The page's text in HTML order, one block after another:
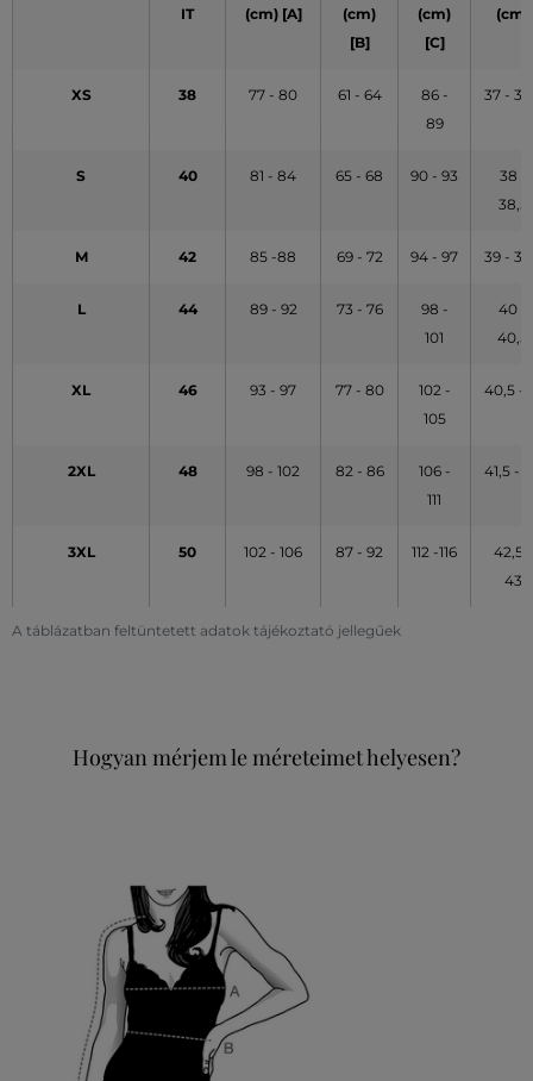
A táblázatban feltüntetett adatok tájékoztató jellegűek
IT (cm) [A]
(cm)
[B]
(cm)
[C]
(cm)
XS 38 77 - 80 61 - 64
86 -
89
37 -
S 40 81 - 84 65 - 68 90 - 93
38 -
38,5
M 42 85 -88 69 - 72 94 - 97 39 -
L 44 89 - 92 73 - 76
98 -
101
40 -
40,5
XL 46 93 - 97 77 - 80
102 -
105
40,5 -
2XL 48 98 - 102 82 - 86
106 -
111
41,5 -
3XL 50 102 - 106 87 - 92 112 -116
42,5 -
43
Hogyan mérjem le méreteimet helyesen?